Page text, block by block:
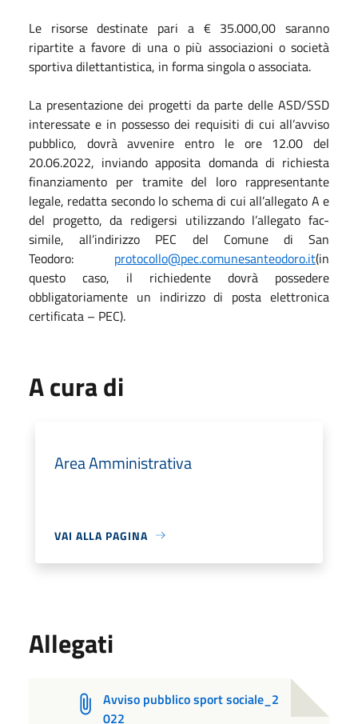
Le risorse destinate pari a € 35.000,00 saranno
ripartite a favore di una o più associazioni o società
sportiva dilettantistica, in forma singola o associata.
La presentazione dei progetti da parte delle ASD/SSD
interessate e in possesso dei requisiti di cui all’avviso
pubblico, dovrà avvenire entro le ore 12.00 del
20.06.2022, inviando apposita domanda di richiesta
finanziamento per tramite del loro rappresentante
legale, redatta secondo lo schema di cui all’allegato A e
del progetto, da redigersi utilizzando l’allegato fac-
simile, all’indirizzo PEC del Comune di San
Teodoro: protocollo@pec.comunesanteodoro.it(in
questo caso, il richiedente dovrà possedere
obbligatoriamente un indirizzo di posta elettronica
certificata – PEC).
A cura di
Area Amministrativa
VAI ALLA PAGINA
Allegati
Avviso pubblico sport sociale_2
022